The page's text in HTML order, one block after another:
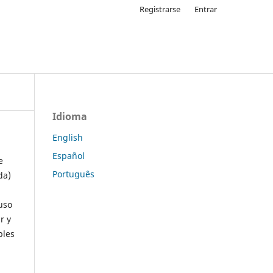
Registrarse Entrar
y
Idioma
English
Español
Português